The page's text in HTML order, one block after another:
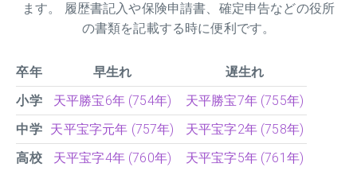
ます。 履歴書記入や保険申請書、確定申告などの役所
の書類を記載する時に便利です。
卒年 早生れ
遅生れ
小学
天平勝宝6年 (754年)
天平勝宝7年 (755年)
中学 天平宝字元年 (757年)
天平宝字2年 (758年)
高校
天平宝字4年 (760年)
天平宝字5年 (761年)